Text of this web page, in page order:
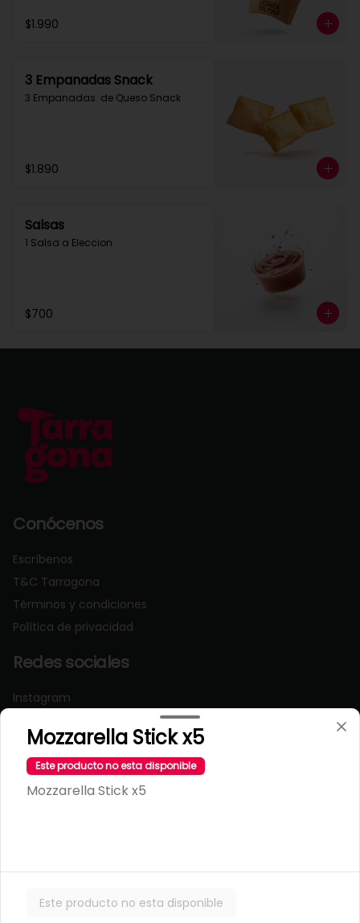
$1.990
3 Empanadas Snack
3 Empanadas  de Queso Snack
$1.890
Salsas
1 Salsa a Eleccion
$700
Conócenos
Escríbenos
T&C Tarragona
Términos y condiciones
Política de privacidad
Redes sociales
Instagram
Mi cuenta
Pedir
Mozzarella Stick x5
Este producto no esta disponible
Mozzarella Stick x5
Este producto no esta disponible